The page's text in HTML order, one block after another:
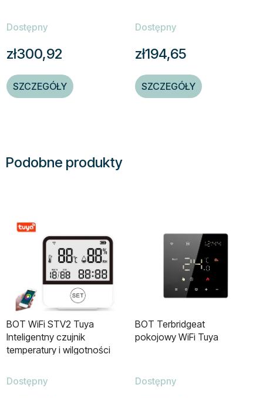
Dostępny
zł300,92
SZCZEGÓŁY
Dostępny
zł194,65
SZCZEGÓŁY
Podobne produkty
BOT WiFi STV2 Tuya
Inteligentny czujnik
temperatury i wilgotności
Dostępny
BOT Terbridgeat
pokojowy WiFi Tuya
Dostępny